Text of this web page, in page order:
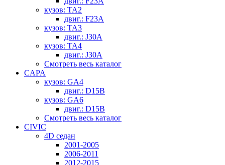
кузов: TA2
двиг.: F23A
кузов: TA3
двиг.: J30A
кузов: TA4
двиг.: J30A
Смотреть весь каталог
CAPA
кузов: GA4
двиг.: D15B
кузов: GA6
двиг.: D15B
Смотреть весь каталог
CIVIC
4D седан
2001-2005
2006-2011
2012-2015